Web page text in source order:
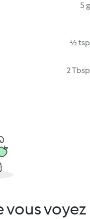
5 g
½ tsp
2 Tbsp
vous voyez